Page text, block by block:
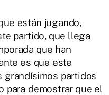
están jugando,
partido, que llega
que han
es que este
grandísimos partidos
para demostrar que el